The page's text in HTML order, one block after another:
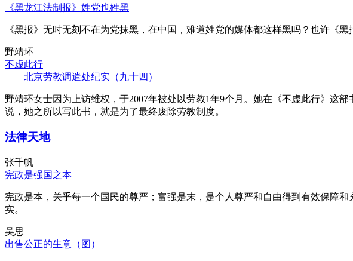
《黑龙江法制报》姓党也姓黑
《黑报》无时无刻不在为党抹黑，在中国，难道姓党的媒体都这样黑吗？也许《黑
野靖环
不虚此行
——北京劳教调遣处纪实（九十四）
野靖环女士因为上访维权，于2007年被处以劳教1年9个月。她在《不虚此行》这
说，她之所以写此书，就是为了最终废除劳教制度。
法律天地
张千帆
宪政是强国之本
宪政是本，关乎每一个国民的尊严；富强是末，是个人尊严和自由得到有效保障
实。
吴思
出售公正的生意（图）